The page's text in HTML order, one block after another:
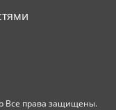
Все права защищены.